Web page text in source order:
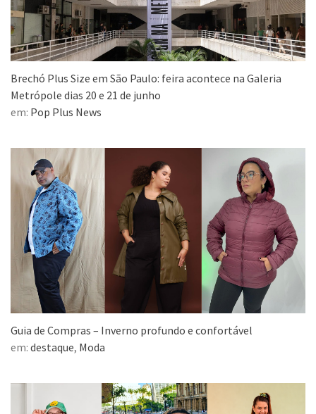
Brechó Plus Size em São Paulo: feira acontece na Galeria
Metrópole dias 20 e 21 de junho
em: Pop Plus News
Guia de Compras – Inverno profundo e confortável
em: destaque, Moda